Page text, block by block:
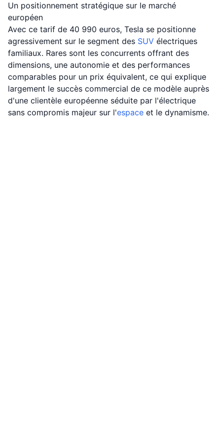
Un positionnement stratégique sur le marché
européen
Avec ce tarif de 40 990 euros, Tesla se positionne
agressivement sur le segment des SUV électriques
familiaux. Rares sont les concurrents offrant des
dimensions, une autonomie et des performances
comparables pour un prix équivalent, ce qui explique
largement le succès commercial de ce modèle auprès
d'une clientèle européenne séduite par l'électrique
sans compromis majeur sur l'espace et le dynamisme.